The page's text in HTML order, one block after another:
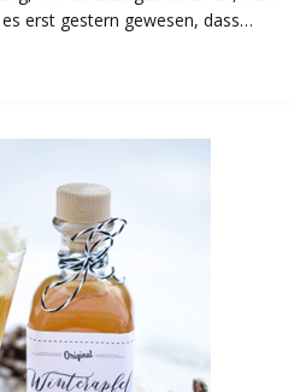
erst gestern gewesen, dass…